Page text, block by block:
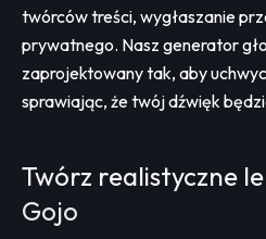
twórców treści, wygłaszanie
prywatnego. Nasz generator
zaprojektowany tak, aby
sprawiając, że twój dźwięk
Twórz realistyczne
Gojo